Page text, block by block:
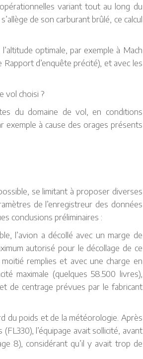
variant tout au long du
de son carburant brûlé, ce calcul
optimale, par exemple à Mach
d’enquête précité), et avec les
vol choisi ?
du domaine de vol, en conditions
exemple à cause des orages présents
se limitant à proposer diverses
de l’enregistreur des données
conclusions préliminaires :
l’avion a décollé avec un marge de
autorisé pour le décollage de ce
remplies et avec une charge en
maximale (quelques 58.500 livres),
de centrage prévues par le fabricant
du poids et de la météorologie. Après
l’équipage avait sollicité, avant
8), considérant qu’il y avait trop de